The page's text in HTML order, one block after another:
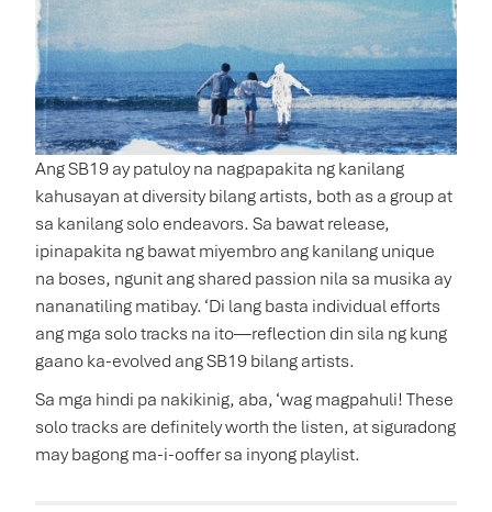
Ang SB19 ay patuloy na nagpapakita ng kanilang
kahusayan at diversity bilang artists, both as a group at
sa kanilang solo endeavors. Sa bawat release,
ipinapakita ng bawat miyembro ang kanilang unique
na boses, ngunit ang shared passion nila sa musika ay
nananatiling matibay. ‘Di lang basta individual efforts
ang mga solo tracks na ito—reflection din sila ng kung
gaano ka-evolved ang SB19 bilang artists.
Sa mga hindi pa nakikinig, aba, ‘wag magpahuli! These
solo tracks are definitely worth the listen, at siguradong
may bagong ma-i-ooffer sa inyong playlist.